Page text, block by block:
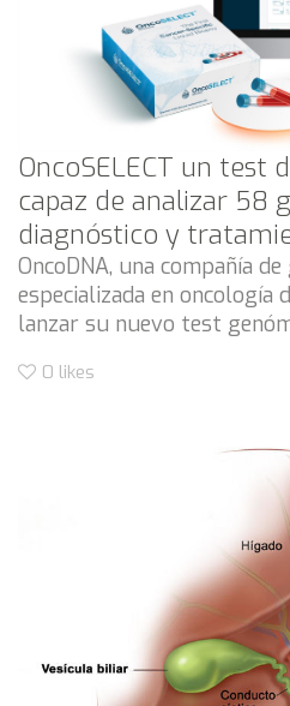
OncoSELECT un test
capaz de analizar 58
diagnóstico y
OncoDNA, una compañía
especializada en oncología
lanzar su nuevo test
0 likes